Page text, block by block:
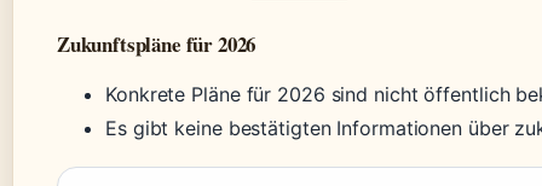
Zukunftspläne für 2026
Konkrete Pläne für 2026 sind nicht öffentlich
Es gibt keine bestätigten Informationen über